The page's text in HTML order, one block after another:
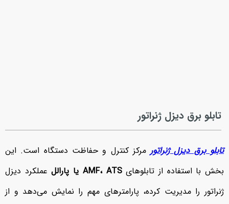
تابلو برق دیزل ژنراتور
تابلو برق دیزل ژنراتورمرکز کنترل و حفاظت دستگاه است. این
بخش با استفاده از تابلوهایAMF، ATS یا پارالل
عملکرد دیزل
ژنراتور را مدیریت کرده، پارامترهای مهم را نمایش می‌دهد و از